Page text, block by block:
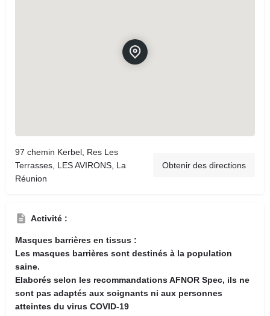
97 chemin Kerbel, Res Les
Terrasses, LES AVIRONS, La
Réunion
Obtenir des directions
Activité :
Masques barrières en tissus :
Les masques barrières sont destinés à la population
saine.
Elaborés selon les recommandations AFNOR Spec, ils ne
sont pas adaptés aux soignants ni aux personnes
atteintes du virus COVID-19